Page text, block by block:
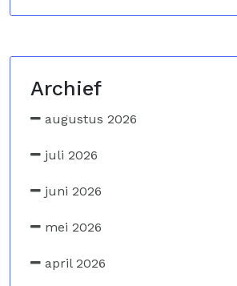
Archief
augustus 2026
juli 2026
juni 2026
mei 2026
april 2026